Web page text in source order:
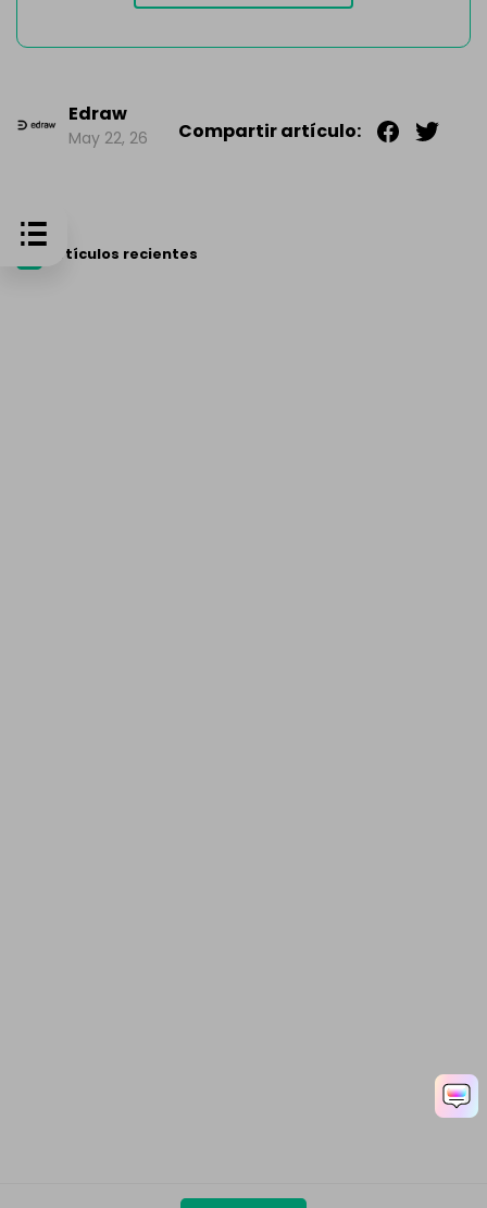
Edraw
May 22, 26 Compartir artículo:
Artículos recientes